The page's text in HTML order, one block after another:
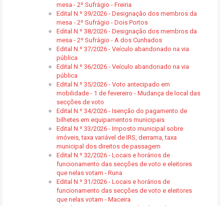
mesa - 2º Sufrágio - Freiria
Edital N.º 39/2026 - Designação dos membros da
mesa - 2º Sufrágio - Dois Portos
Edital N.º 38/2026 - Designação dos membros da
mesa - 2º Sufrágio - A dos Cunhados
Edital N.º 37/2026 - Veículo abandonado na via
pública
Edital N.º 36/2026 - Veículo abandonado na via
pública
Edital N.º 35/2026 - Voto antecipado em
mobilidade - 1 de fevereiro - Mudança de local das
secções de voto
Edital N.º 34/2026 - Isenção do pagamento de
bilhetes em equipamentos municipais
Edital N.º 33/2026 - Imposto municipal sobre
imóveis, taxa variável de IRS, derrama, taxa
municipal dos direitos de passagem
Edital N.º 32/2026 - Locais e horários de
funcionamento das secções de voto e eleitores
que nelas votam - Runa
Edital N.º 31/2026 - Locais e horários de
funcionamento das secções de voto e eleitores
que nelas votam - Maceira